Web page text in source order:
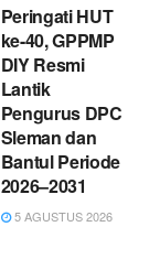
Peringati HUT
ke-40, GPPMP
DIY Resmi
Lantik
Pengurus DPC
Sleman dan
Bantul Periode
2026–2031
5 AGUSTUS 2026